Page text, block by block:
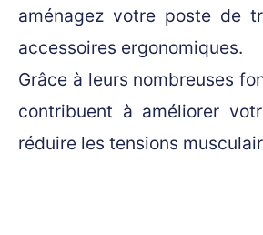
aménagez votre poste de
accessoires ergonomiques.
Grâce à leurs nombreuses
contribuent à améliorer
réduire les tensions